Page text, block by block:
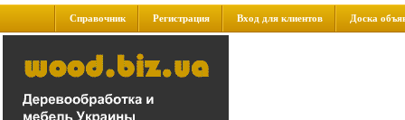
Справочник Регистрация Вход для клиентов Доска